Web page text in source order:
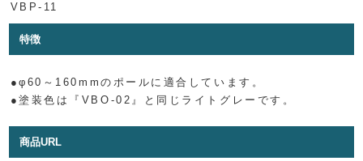
VBP-11
特徴
●φ60～160mmのポールに適合しています。
●塗装色は『VBO-02』と同じライトグレーです。
商品URL